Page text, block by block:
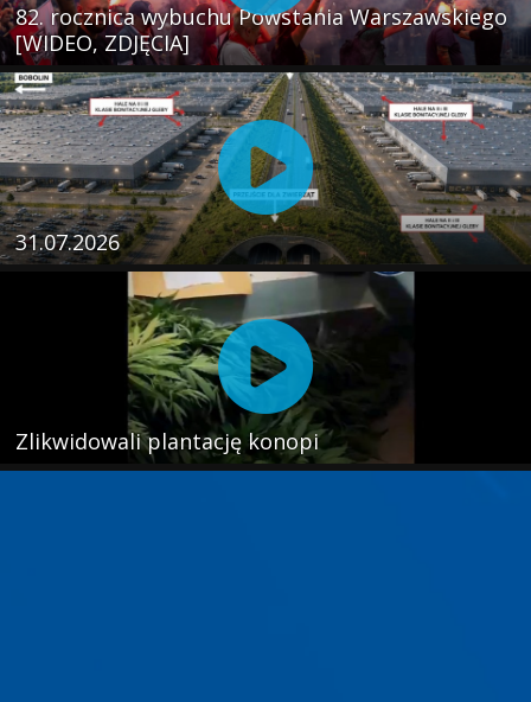
82. rocznica wybuchu Powstania Warszawskiego
[WIDEO, ZDJĘCIA]
31.07.2026
Zlikwidowali plantację konopi